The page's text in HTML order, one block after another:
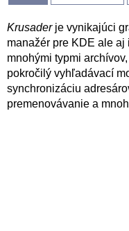
Krusaderje vynikajúci
manažér pre KDE ale
mnohými typmi
pokročilý vyhľadávací
synchronizáciu
premenovávanie a